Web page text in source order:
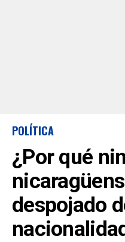
POLÍTICA
¿Por qué
despojado